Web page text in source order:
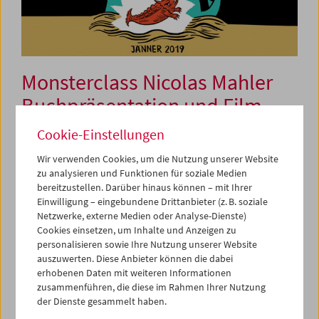
Monsterclass Nicolas Mahler
Buchpräsentation und Film
6. Jänner 2019
Mit seinem neuen BuchDas Ritualhuldigt der Wiener
Comiczeichner Nicolas Mahler seiner Liebe zum Kino.
Nachdem Mahler zuletzt für gewohnt eigenwillige und
unverwechsel bar minimalistische Comic-Adaptionen von
Prestigeliteratur wie Thomas BernhardsAlte Meister
Aufmerksamkeit erhielt, wendet er sich hier einem
entschieden weniger prestigeträchtigen Meister zu: dem
japanischen Filmtrick-Genie Tsuburaya Eiji, vor allem für
seine analogen Spezialeffekte bei den
Cookie-Einstellungen
Wir verwenden Cookies, um die Nutzung unserer Website
zu analysieren und Funktionen für soziale Medien
bereitzustellen. Darüber hinaus können – mit Ihrer
Einwilligung – eingebundene Drittanbieter (z. B. soziale
Netzwerke, externe Medien oder Analyse-Dienste)
Cookies einsetzen, um Inhalte und Anzeigen zu
personalisieren sowie Ihre Nutzung unserer Website
auszuwerten. Diese Anbieter können die dabei
erhobenen Daten mit weiteren Informationen
zusammenführen, die diese im Rahmen Ihrer Nutzung
der Dienste gesammelt haben.